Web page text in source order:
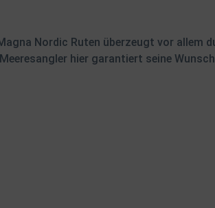
Nordic Ruten überzeugt vor
hier garantiert seine